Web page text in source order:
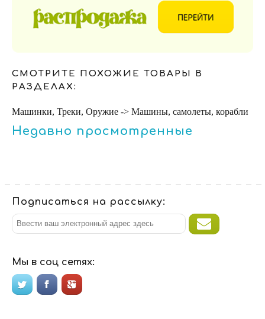
СМОТРИТЕ ПОХОЖИЕ ТОВАРЫ В
РАЗДЕЛАХ:
Машинки, Треки, Оружие -> Машины, самолеты, корабли
Недавно просмотренные
Подписаться на рассылку:
Мы в соц сетях: